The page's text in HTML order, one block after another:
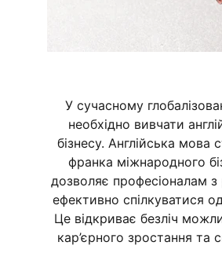
У сучасному
необхідно вивчати
бізнесу. Англійська мова
франка міжнародного
дозволяє професіоналам з
ефективно спілкуватися
Це відкриває безліч
кар’єрного зростання та